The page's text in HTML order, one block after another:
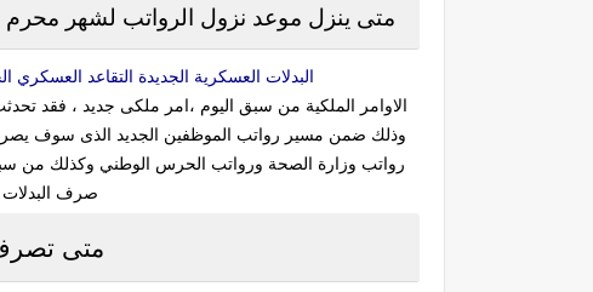
متى ينزل موعد نزول الرواتب لشهر محرم 1442
البدلات العسكرية الجديدة التقاعد العسكري الجديد ,سلم رواتب الموظفين 1442 ,سلم الرواتب
رواتب وزارة الصحة ورواتب الحرس الوطني وكذلك من
صرف البدلات
متى تصرف